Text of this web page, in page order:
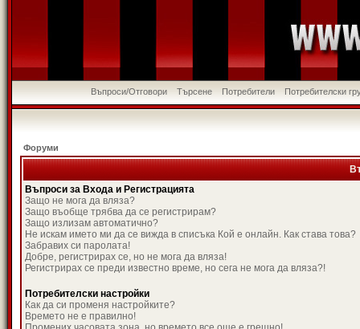
Въпроси/Отговори Търсене Потребители Потребителски
Форуми
Въпроси за Входа и Регистрацията
Защо не мога да вляза?
Защо въобще трябва да се регистрирам?
Защо излизам автоматично?
Не искам името ми да се вижда в списъка Кой е онлайн. Как става това?
Забравих си паролата!
Добре, регистрирах се, но не мога да вляза!
Регистрирах се преди известно време, но сега не мога да вляза?!
Потребителски настройки
Как да си променя настройките?
Времето не е правилно!